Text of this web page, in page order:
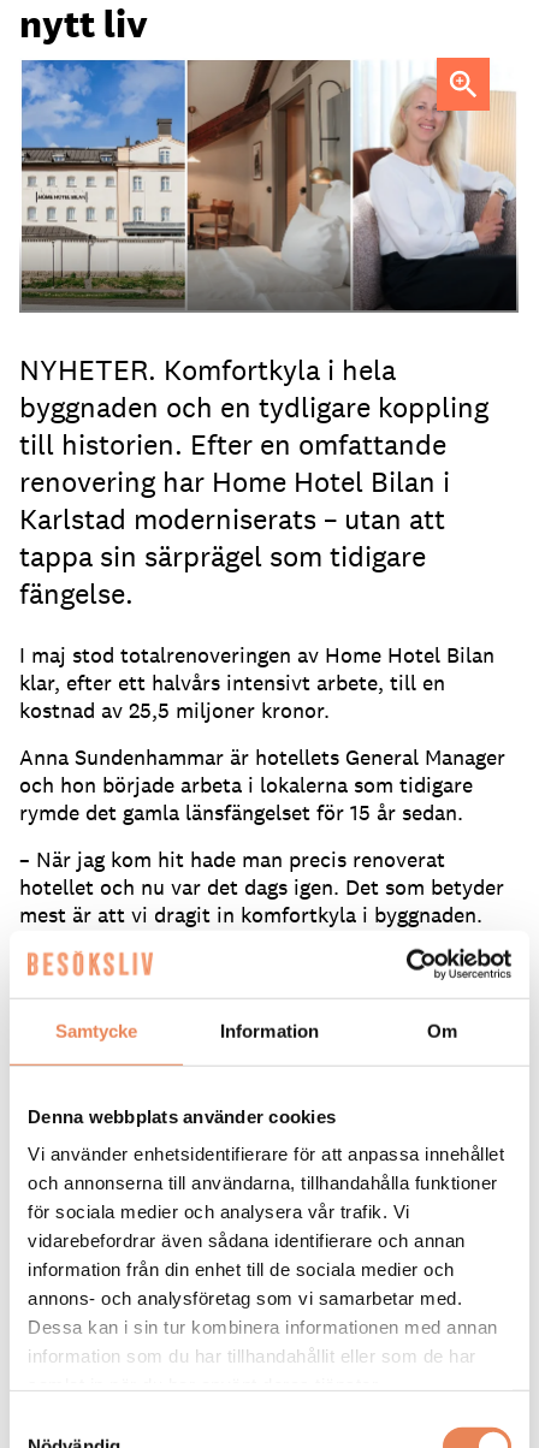
Samtycke Information Om
Denna webbplats använder cookies
Vi använder enhetsidentifierare för att anpassa innehållet
och annonserna till användarna, tillhandahålla funktioner
för sociala medier och analysera vår trafik. Vi
vidarebefordrar även sådana identifierare och annan
information från din enhet till de sociala medier och
annons- och analysföretag som vi samarbetar med.
Dessa kan i sin tur kombinera informationen med annan
information som du har tillhandahållit eller som de har
nytt liv
Anna Sundenhammar, General Manager på Home Hotel
Bilan.
NYHETER. Komfortkyla i hela
byggnaden och en tydligare koppling
till historien. Efter en omfattande
renovering har Home Hotel Bilan i
Karlstad moderniserats – utan att
tappa sin särprägel som tidigare
fängelse.
I maj stod totalrenoveringen av Home Hotel Bilan
klar, efter ett halvårs intensivt arbete, till en
kostnad av 25,5 miljoner kronor.
Anna Sundenhammar är hotellets General Manager
och hon började arbeta i lokalerna som tidigare
rymde det gamla länsfängelset för 15 år sedan.
– När jag kom hit hade man precis renoverat
hotellet och nu var det dags igen. Det som betyder
mest är att vi dragit in komfortkyla i byggnaden.
Det har varit den stora saken i en så här gammal
byggnad och är ett jättelyft för hotellet. Man kan
tro att ett gammalt fängelse ska hålla värmen borta
på sommaren, men när den väl tagit sig in stannar
Temarummet Cell 204
Renoveringen genomfördes medan hotellet var i
drift, något som krävde noggrann planering och
etappvis arbete, våning för våning.
– Vi drog igång 1 december, vilket var en bra tid att
börja eftersom vår beläggning går ner under den
perioden. Det gav oss de bästa tänkbara
förutsättningarna. Information till gäster är viktigt,
liksom att ha ett bra samarbete med
renoveringsteamet så att de förstår att de behöver